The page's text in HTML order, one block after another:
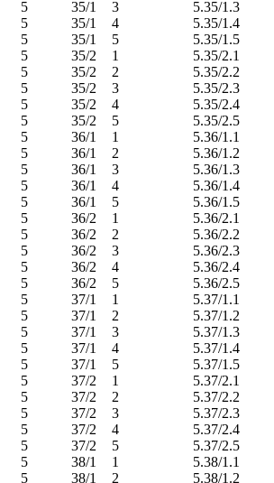
5
35/1 3 5.35/1.3
5
35/1 4 5.35/1.4
5
35/1 5 5.35/1.5
5
35/2 1 5.35/2.1
5
35/2 2 5.35/2.2
5
35/2 3 5.35/2.3
5
35/2 4 5.35/2.4
5
35/2 5 5.35/2.5
5
36/1 1 5.36/1.1
5
36/1 2 5.36/1.2
5
36/1 3 5.36/1.3
5
36/1 4 5.36/1.4
5
36/1 5 5.36/1.5
5
36/2 1 5.36/2.1
5
36/2 2 5.36/2.2
5
36/2 3 5.36/2.3
5
36/2 4 5.36/2.4
5
36/2 5 5.36/2.5
5
37/1 1 5.37/1.1
5
37/1 2 5.37/1.2
5
37/1 3 5.37/1.3
5
37/1 4 5.37/1.4
5
37/1 5 5.37/1.5
5
37/2 1 5.37/2.1
5
37/2 2 5.37/2.2
5
37/2 3 5.37/2.3
5
37/2 4 5.37/2.4
5
37/2 5 5.37/2.5
5
38/1 1 5.38/1.1
5
38/1 2 5.38/1.2